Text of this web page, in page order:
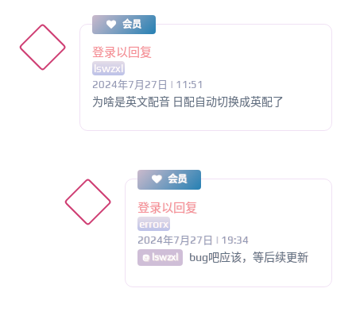
会员
登录以回复
lswzxl
2024年7月27日 | 11:51
为啥是英文配音 日配自动切换成英配了
会员
登录以回复
errorx
2024年7月27日 | 19:34
@ lswzxl bug吧应该，等后续更新